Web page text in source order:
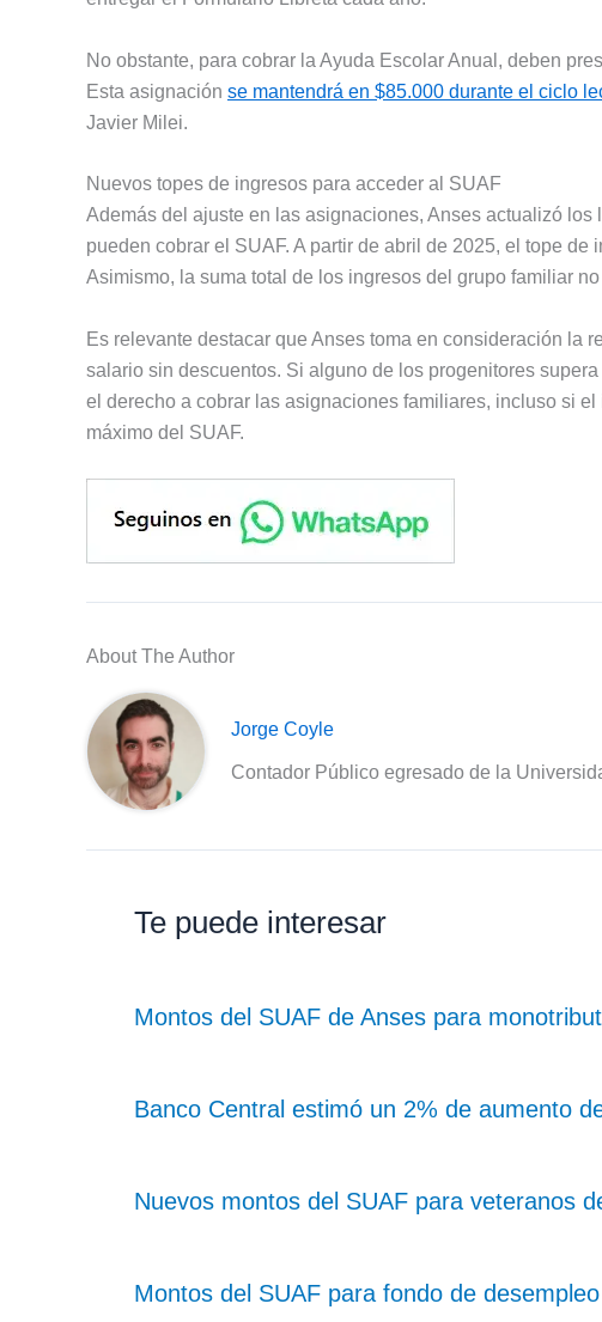
No obstante, para cobrar la Ayuda Escolar Anual, deben
Esta asignación se mantendrá en $85.000 durante el ciclo
Javier Milei.
Nuevos topes de ingresos para acceder al SUAF
Además del ajuste en las asignaciones, Anses actualizó
pueden cobrar el SUAF. A partir de abril de 2025, el tope
Asimismo, la suma total de los ingresos del grupo familiar
Es relevante destacar que Anses toma en consideración la
salario sin descuentos. Si alguno de los progenitores
el derecho a cobrar las asignaciones familiares, incluso si
máximo del SUAF.
About The Author
Jorge Coyle
Contador Público egresado de la
Te puede interesar
Montos del SUAF de Anses para
Banco Central estimó un 2% de aumento
Nuevos montos del SUAF para veteranos
Montos del SUAF para fondo de